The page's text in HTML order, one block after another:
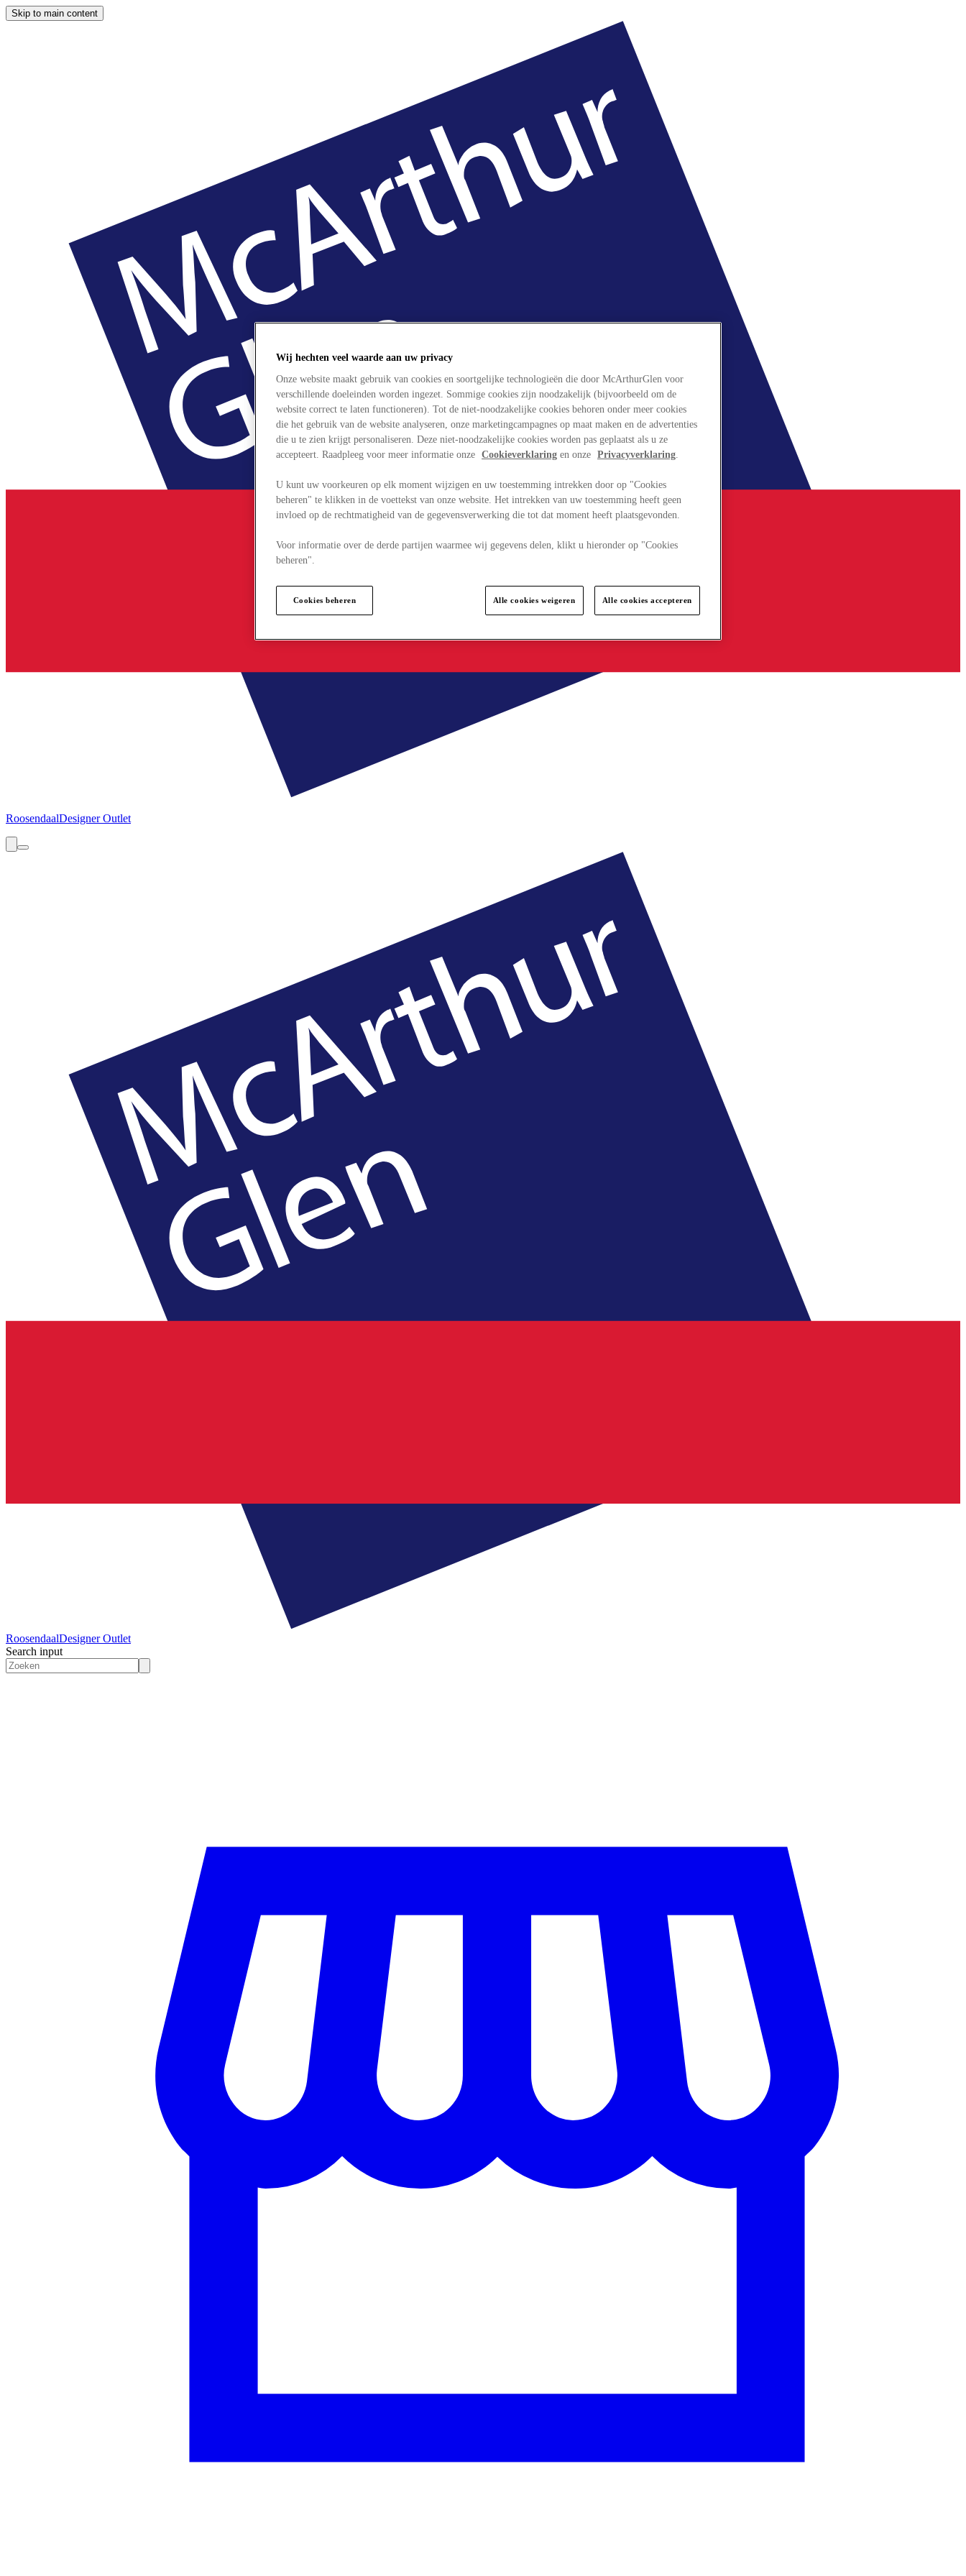
Skip to main content
RoosendaalDesigner Outlet
RoosendaalDesigner Outlet
Search input
Wij hechten veel waarde aan uw privacy
Onze website maakt gebruik van cookies en soortgelijke technologieën die door McArthurGlen voor
verschillende doeleinden worden ingezet. Sommige cookies zijn noodzakelijk (bijvoorbeeld om de
website correct te laten functioneren). Tot de niet-noodzakelijke cookies behoren onder meer cookies
die het gebruik van de website analyseren, onze marketingcampagnes op maat maken en de advertenties
die u te zien krijgt personaliseren. Deze niet-noodzakelijke cookies worden pas geplaatst als u ze
accepteert. Raadpleeg voor meer informatie onze Cookieverklaring en onze Privacyverklaring.
U kunt uw voorkeuren op elk moment wijzigen en uw toestemming intrekken door op "Cookies
beheren" te klikken in de voettekst van onze website. Het intrekken van uw toestemming heeft geen
invloed op de rechtmatigheid van de gegevensverwerking die tot dat moment heeft plaatsgevonden.
Voor informatie over de derde partijen waarmee wij gegevens delen, klikt u hieronder op "Cookies
beheren".
Cookies beheren Alle cookies weigeren Alle cookies accepteren